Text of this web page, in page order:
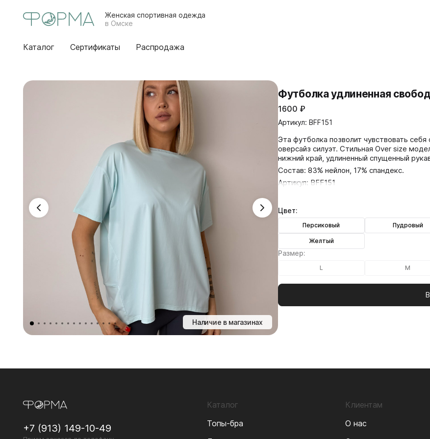
Женская спортивная одежда
в Омске
Каталог Сертификаты Распродажа
Наличие в магазинах
Футболка удлиненная
1600 ₽
Артикул: BFF151
Эта футболка позволит чувствовать
оверсайз силуэт. Стильная Over size модель удлиненного типа.
нижний край, удлиненный спущенный
Состав: 83% нейлон, 17% спандекс.
Артикул: BFF151
Цвет:
Персиковый Пудровый
Желтый
Размер:
L M
+7 (913) 149-10-49
Каталог
Топы-бра
Клиентам
О нас